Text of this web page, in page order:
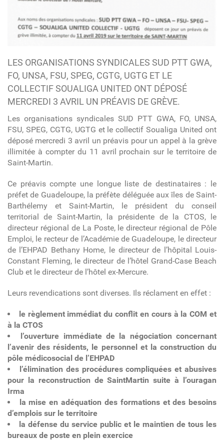
LES ORGANISATIONS SYNDICALES SUD PTT GWA,
FO, UNSA, FSU, SPEG, CGTG, UGTG ET LE
COLLECTIF SOUALIGA UNITED ONT DÉPOSÉ
MERCREDI 3 AVRIL UN PRÉAVIS DE GRÈVE.
Les organisations syndicales SUD PTT GWA, FO, UNSA,
FSU, SPEG, CGTG, UGTG et le collectif Soualiga United ont
déposé mercredi 3 avril un préavis pour un appel à la grève
illimitée à compter du 11 avril prochain sur le territoire de
Saint-Martin.
Ce préavis compte une longue liste de destinataires : le
préfet de Guadeloupe, la préfète déléguée aux îles de Saint-
Barthélemy et Saint-Martin, le président du conseil
territorial de Saint-Martin, la présidente de la CTOS, le
directeur régional de La Poste, le directeur régional de Pôle
Emploi, le recteur de l’Académie de Guadeloupe, le directeur
de l’EHPAD Bethany Home, le directeur de l’hôpital Louis-
Constant Fleming, le directeur de l’hôtel Grand-Case Beach
Club et le directeur de l’hôtel ex-Mercure.
Leurs revendications sont diverses. Ils réclament en effet :
le règlement immédiat du conflit en cours à la COM et
à la CTOS
l’ouverture immédiate de la négociation concernant
l’avenir des résidents, le personnel et la construction du
pôle médicosocial de l’EHPAD
l’élimination des procédures compliquées et abusives
pour la reconstruction de SaintMartin suite à l’ouragan
Irma
la mise en adéquation des formations et des besoins
d’emplois sur le territoire
la défense du service public et le maintien de tous les
bureaux de poste en plein exercice